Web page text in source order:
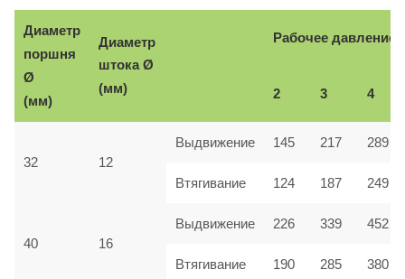
Диаметр
поршня
Ø
(мм)
Диаметр
штокаØ
(мм)
Рабочее давление,
2 3 4
32 12
Выдвижение 145 217 289
Втягивание 124 187 249
40 16
Выдвижение 226 339 452
Втягивание 190 285 380